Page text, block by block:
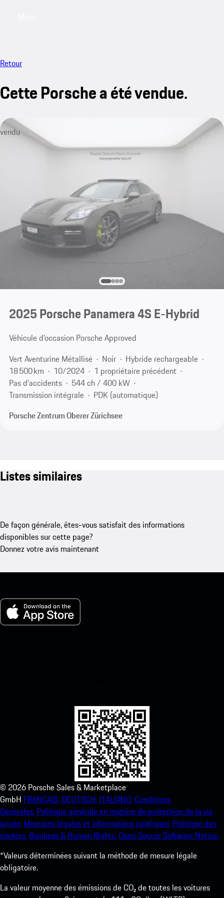
Retour
Cette Porsche a été vendue.
vendu
2025 Porsche Panamera 4S E-Hybrid
Véhicule d’occasion Porsche Approved
Vert Aventurine Métallisé
Noir
Hybride rechargeable
18 500 km
10/2024
1 propriétaire précédent
Pas d'accidents
544 ch / 400 kW
Transmission intégrale
PDK (automatique)
Porsche Zentrum Oberer Zürichsee
Listes similaires
De façon générale, êtes-vous satisfait des informations
disponibles sur cette page?
Donnez votre avis maintenant
© 2026 Porsche Sales & Marketplace
GmbH FRANCAIS. DEUTSCH. ITALIANO.Conditions
Générales. Politique générale en matière de protection de la vie
privée. Mentions légales et informations juridiques. Politique des
cookies. Business & Human Rights.Open Source Software Notice.
*Valeurs déterminées suivant la méthode de mesure légale
obligatoire.
La valeur moyenne des émissions de CO₂ de toutes les voitures